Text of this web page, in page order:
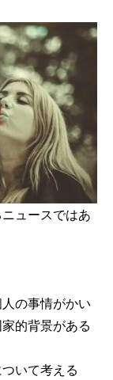
ュースではあ
の事情がかい
的背景がある
いて考える